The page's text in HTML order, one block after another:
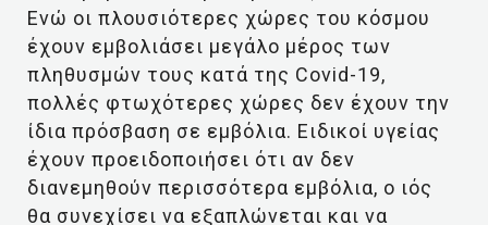
Ενώ οι πλουσιότερες χώρες του κόσμου
έχουν εμβολιάσει μεγάλο μέρος των
πληθυσμών τους κατά της Covid-19,
πολλές φτωχότερες χώρες δεν έχουν την
ίδια πρόσβαση σε εμβόλια. Ειδικοί υγείας
έχουν προειδοποιήσει ότι αν δεν
διανεμηθούν περισσότερα εμβόλια, ο ιός
θα συνεχίσει να εξαπλώνεται και να